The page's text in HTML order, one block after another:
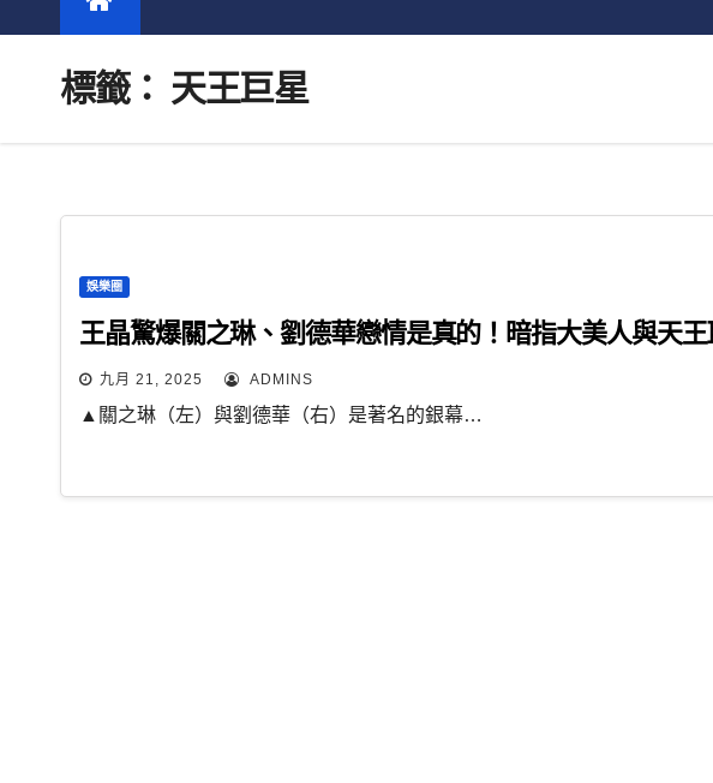
標籤： 天王巨星
娛樂圈
王晶驚爆關之琳、劉德華戀情是真的！暗指大美人與天
九月 21, 2025 ADMINS
▲關之琳（左）與劉德華（右）是著名的銀幕…